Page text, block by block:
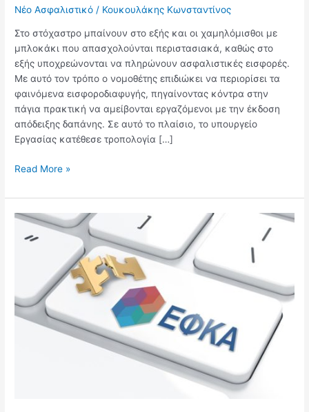
Νέο Ασφαλιστικό / Κουκουλάκης Κωνσταντίνος
Στο στόχαστρο μπαίνουν στο εξής και οι χαμηλόμισθοι με
μπλοκάκι που απασχολούνται περιστασιακά, καθώς στο
εξής υποχρεώνονται να πληρώνουν ασφαλιστικές εισφορές.
Με αυτό τον τρόπο ο νομοθέτης επιδιώκει να περιορίσει τα
φαινόμενα εισφοροδιαφυγής, πηγαίνοντας κόντρα στην
πάγια πρακτική να αμείβονται εργαζόμενοι με την έκδοση
απόδειξης δαπάνης. Σε αυτό το πλαίσιο, το υπουργείο
Εργασίας κατέθεσε τροπολογία […]
Read More »
Έρχονται
νέες
ασφαλιστικές
εισφορές
των
επαγγελματιών-